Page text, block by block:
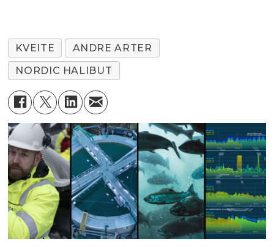
KVEITE
ANDRE ARTER
NORDIC HALIBUT